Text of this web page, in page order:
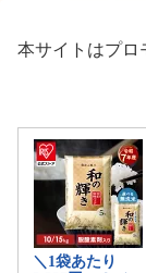
本サイトはプロ